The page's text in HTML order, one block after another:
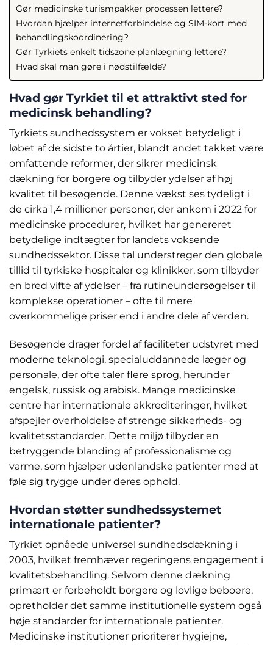
Gør medicinske turismpakker processen lettere?
Hvordan hjælper internetforbindelse og SIM-kort med
behandlingskoordinering?
Gør Tyrkiets enkelt tidszone planlægning lettere?
Hvad skal man gøre i nødstilfælde?
Hvad gør Tyrkiet til et attraktivt sted for
medicinsk behandling?
Tyrkiets sundhedssystem er vokset betydeligt i
løbet af de sidste to årtier, blandt andet takket være
omfattende reformer, der sikrer medicinsk
dækning for borgere og tilbyder ydelser af høj
kvalitet til besøgende. Denne vækst ses tydeligt i
de cirka 1,4 millioner personer, der ankom i 2022 for
medicinske procedurer, hvilket har genereret
betydelige indtægter for landets voksende
sundhedssektor. Disse tal understreger den globale
tillid til tyrkiske hospitaler og klinikker, som tilbyder
en bred vifte af ydelser – fra rutineundersøgelser til
komplekse operationer – ofte til mere
overkommelige priser end i andre dele af verden.
Besøgende drager fordel af faciliteter udstyret med
moderne teknologi, specialuddannede læger og
personale, der ofte taler flere sprog, herunder
engelsk, russisk og arabisk. Mange medicinske
centre har internationale akkrediteringer, hvilket
afspejler overholdelse af strenge sikkerheds- og
kvalitetsstandarder. Dette miljø tilbyder en
betryggende blanding af professionalisme og
varme, som hjælper udenlandske patienter med at
føle sig trygge under deres ophold.
Hvordan støtter sundhedssystemet
internationale patienter?
Tyrkiet opnåede universel sundhedsdækning i
2003, hvilket fremhæver regeringens engagement i
kvalitetsbehandling. Selvom denne dækning
primært er forbeholdt borgere og lovlige beboere,
opretholder det samme institutionelle system også
høje standarder for internationale patienter.
Medicinske institutioner prioriterer hygiejne,